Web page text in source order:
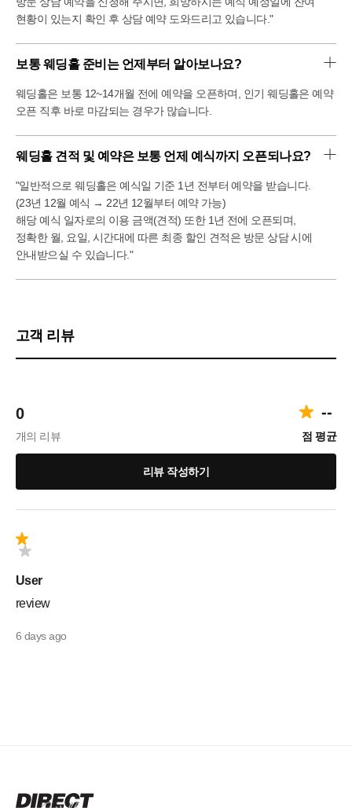
현황이 있는지 확인 후 상담 예약 도와드리고 있습니다."
보통 웨딩홀 준비는 언제부터 알아보나요?
웨딩홀은 보통 12~14개월 전에 예약을 오픈하며, 인기 웨딩홀은 예약
오픈 직후 바로 마감되는 경우가 많습니다.
웨딩홀 견적 및 예약은 보통 언제 예식까지 오픈되나요?
"일반적으로 웨딩홀은 예식일 기준 1년 전부터 예약을 받습니다.
(23년 12월 예식 → 22년 12월부터 예약 가능)
해당 예식 일자로의 이용 금액(견적) 또한 1년 전에 오픈되며,
정확한 월, 요일, 시간대에 따른 최종 할인 견적은 방문 상담 시에
안내받으실 수 있습니다."
고객 리뷰
0
개의 리뷰
--
점 평균
리뷰 작성하기
User
review
6 days ago